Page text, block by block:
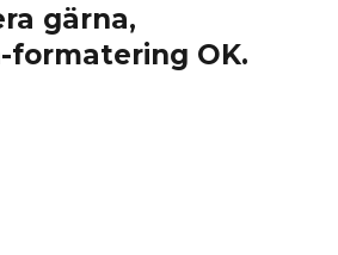
gärna,
formatering OK.